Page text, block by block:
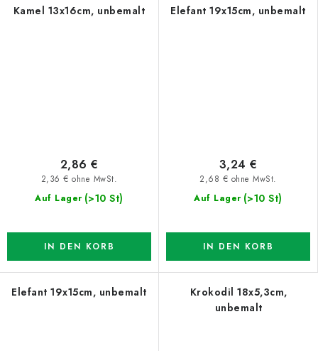
Kamel 13x16cm, unbemalt
Auf Lager (>10 St)
2,36 € ohne MwSt.
2,86 €
IN DEN KORB
Elefant 19x15cm, unbemalt
Auf Lager (>10 St)
2,68 € ohne MwSt.
3,24 €
IN DEN KORB
Elefant 19x15cm, unbemalt
Krokodil 18x5,3cm,
unbemalt